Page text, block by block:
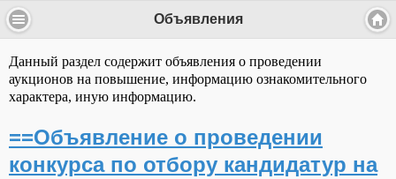
Объявления
Данный раздел содержит объявления о проведении
аукционов на повышение, информацию ознакомительного
характера, иную информацию.
==Объявление о проведении
конкурса по отбору кандидатур на